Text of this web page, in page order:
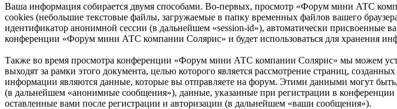
Ваша информация собирается двумя способами. Во-первых, просмотр «Форум мини АТС
cookies (небольшие текстовые файлы, загружаемые в папку временных файлов вашего
идентификатор анонимной сессии (в дальнейшем «session-id»), автоматически присвоенные
конференции «Форум мини АТС компании Солярис» и будет использоваться для хранения
Также во время просмотра конференции «Форум мини АТС компании Солярис» мы можем
выходят за рамки этого документа, целью которого является рассмотрение страниц,
информации являются данные, которые вы отправляете на форум. Этими данными могут
(в дальнейшем «анонимные сообщения»), данные, указанные при регистрации в
оставленные вами после регистрации и авторизации (в дальнейшем «ваши сообщения»).